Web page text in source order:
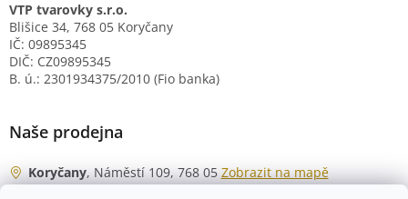
VTP tvarovky s.r.o.
Blišice 34, 768 05 Koryčany
IČ: 09895345
DIČ: CZ09895345
B. ú.: 2301934375/2010 (Fio banka)
Naše prodejna
Koryčany, Náměstí 109, 768 05 Zobrazit na mapě